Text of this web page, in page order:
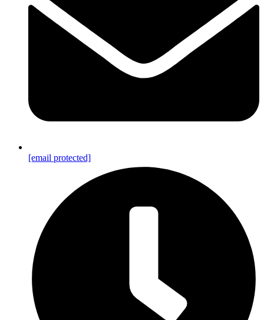
[email protected]